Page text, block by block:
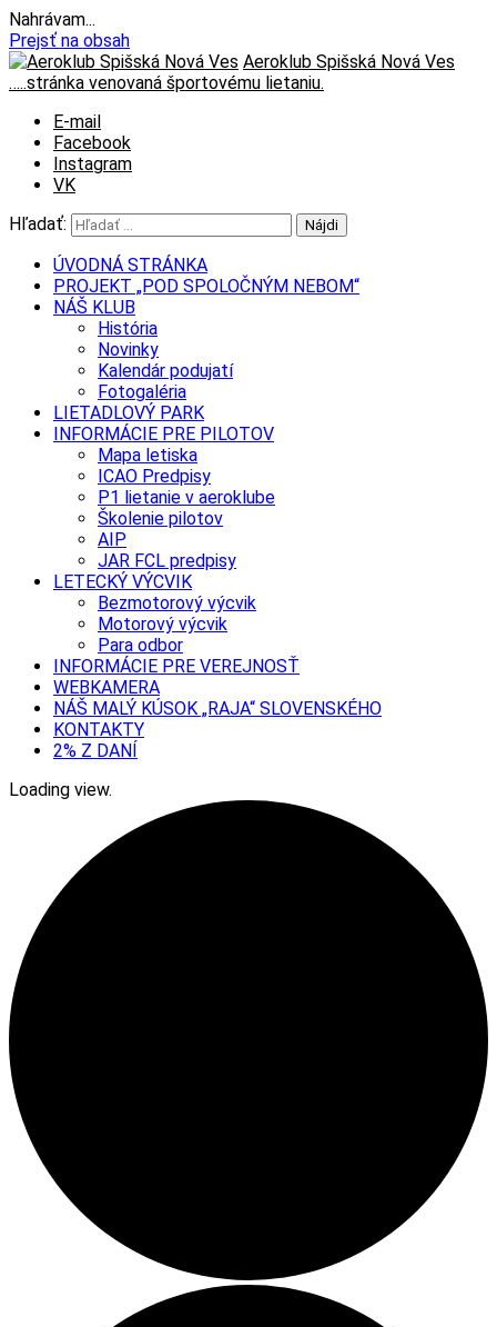
Nahrávam...
Prejsť na obsah
Aeroklub Spišská Nová Ves
…..stránka venovaná športovému lietaniu.
E-mail
Facebook
Instagram
VK
Hľadať:
ÚVODNÁ STRÁNKA
PROJEKT „POD SPOLOČNÝM NEBOM“
NÁŠ KLUB
História
Novinky
Kalendár podujatí
Fotogaléria
LIETADLOVÝ PARK
INFORMÁCIE PRE PILOTOV
Mapa letiska
ICAO Predpisy
P1 lietanie v aeroklube
Školenie pilotov
AIP
JAR FCL predpisy
LETECKÝ VÝCVIK
Bezmotorový výcvik
Motorový výcvik
Para odbor
INFORMÁCIE PRE VEREJNOSŤ
WEBKAMERA
NÁŠ MALÝ KÚSOK „RAJA“ SLOVENSKÉHO
KONTAKTY
2% Z DANÍ
Loading view.